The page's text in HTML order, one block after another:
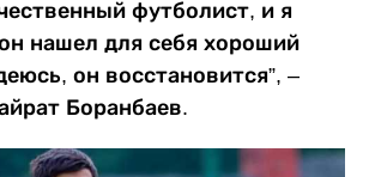
футболист, и я
нашел для себя хороший
он восстановится”, –
Боранбаев.